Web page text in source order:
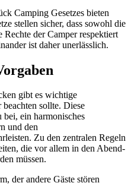
Camping Gesetzes bieten
stellen sicher, dass sowohl die
Rechte der Camper respektiert
ist daher unerlässlich.
gibt es wichtige
beachten sollte. Diese
bei, ein harmonisches
und den
Zu den zentralen Regeln
die vor allem in den Abend-
müssen.
der andere Gäste stören